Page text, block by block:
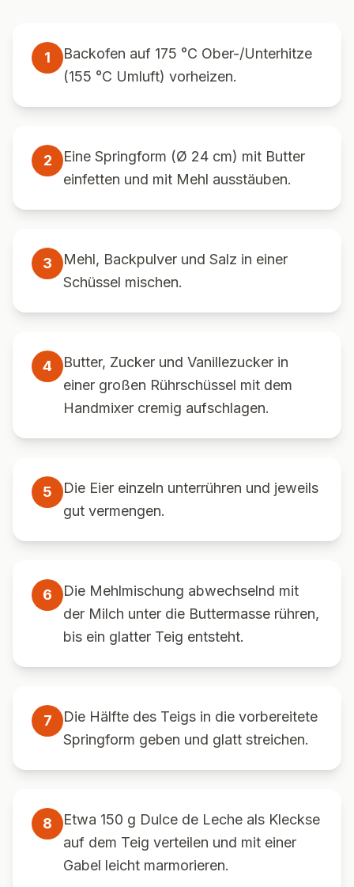
1
Backofen auf 175 °C Ober-/Unterhitze
(155 °C Umluft) vorheizen.
2
Eine Springform (Ø 24 cm) mit Butter
einfetten und mit Mehl ausstäuben.
3
Mehl, Backpulver und Salz in einer
Schüssel mischen.
4
Butter, Zucker und Vanillezucker in
einer großen Rührschüssel mit dem
Handmixer cremig aufschlagen.
5
Die Eier einzeln unterrühren und jeweils
gut vermengen.
6
Die Mehlmischung abwechselnd mit
der Milch unter die Buttermasse rühren,
bis ein glatter Teig entsteht.
7
Die Hälfte des Teigs in die vorbereitete
Springform geben und glatt streichen.
8
Etwa 150 g Dulce de Leche als Kleckse
auf dem Teig verteilen und mit einer
Gabel leicht marmorieren.